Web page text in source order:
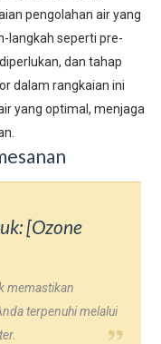
pengolahan air yang
langkah seperti pre-
dan tahap
dalam rangkaian ini
yang optimal, menjaga
[Ozone
memastikan
terpenuhi melalui